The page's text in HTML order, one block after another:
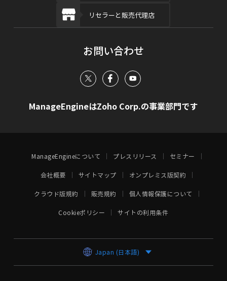
リセラーと販売代理店
お問い合わせ
ManageEngineはZoho Corp.の事業部門です
ManageEngineについて プレスリリース セミナー
会社概要 サイトマップ オンプレミス版契約
クラウド版規約 販売規約 個人情報保護について
Cookieポリシー サイトの利用条件
Japan (日本語)